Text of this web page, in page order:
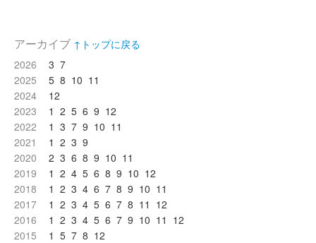
アーカイブ ↑トップに戻る
2026
3 7
2025
5 8 10 11
2024
12
2023
1 2 5 6 9 12
2022
1 3 7 9 10 11
2021
1 2 3 9
2020
2 3 6 8 9 10 11
2019
1 2 4 5 6 8 9 10 12
2018
1 2 3 4 6 7 8 9 10 11
2017
1 2 3 4 5 6 7 8 11 12
2016
1 2 3 4 5 6 7 9 10 11 12
2015
1 5 7 8 12